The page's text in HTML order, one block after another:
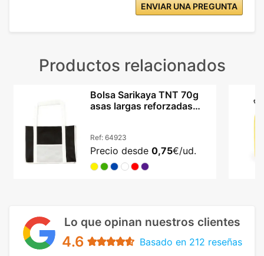
ENVIAR UNA PREGUNTA
Productos relacionados
Bolsa Sarikaya TNT 70g
asas largas reforzadas
Ref: 64923
Precio desde 0,75€/ud.
Lo que opinan nuestros clientes
4.6 Basado en 212 reseñas